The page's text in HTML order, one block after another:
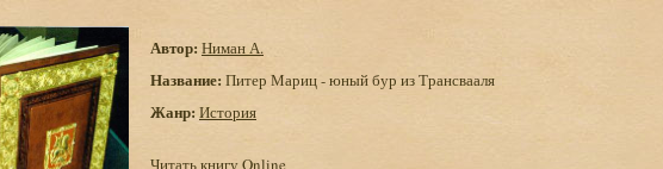
Автор: Ниман А.
Название: Питер Мариц - юный бур из Трансвааля
Жанр: История
Читать книгу Online